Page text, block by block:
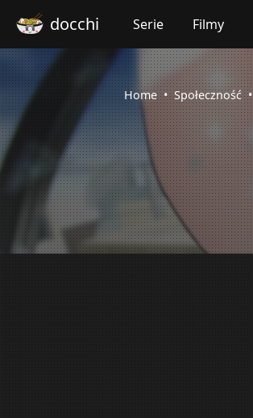
docchi Serie Filmy
Home Społeczność